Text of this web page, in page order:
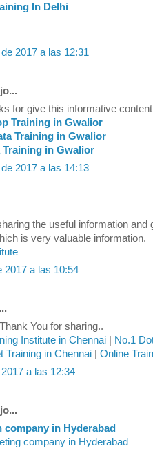
In Delhi
2017 a las 12:31
for give this informative
Training in Gwalior
Training in Gwalior
Training in Gwalior
2017 a las 14:13
the useful information and
is very valuable information.
2017 a las 10:54
You for sharing..
Institute in Chennai
No.1
Training in Chennai
Online
a las 12:34
company in Hyderabad
company in Hyderabad